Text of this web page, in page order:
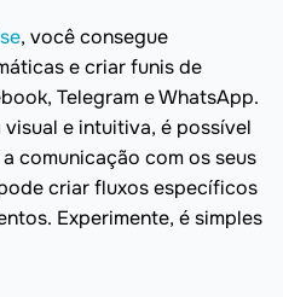
, você consegue
e criar funis de
Telegram e WhatsApp.
e intuitiva, é possível
comunicação com os seus
criar fluxos específicos
Experimente, é simples